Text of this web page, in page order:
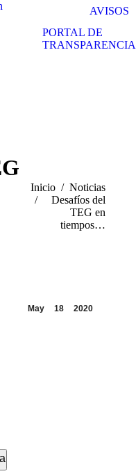
AVISOS
PORTAL DE
TRANSPARENCIA
Estás aquí:
Inicio
Noticias
Desafíos del
TEG en
tiempos…
May 18 2020